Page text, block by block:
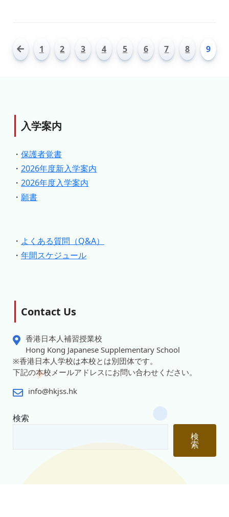
1 2 3 4 5 6 7 8 9
入学案内
・ 保護者覚書
・ 2026年度新入学案内
・ 2026年度入学案内
・ 願書
・ よくある質問（Q&A）
・ 年間スケジュール
Contact Us
香港日本人補習授業校
Hong Kong Japanese Supplementary School
※香港日本人学校は本校とは別団体です。
下記の本校メールアドレスにお問い合わせください。
info@hkjss.hk
検索
検
索